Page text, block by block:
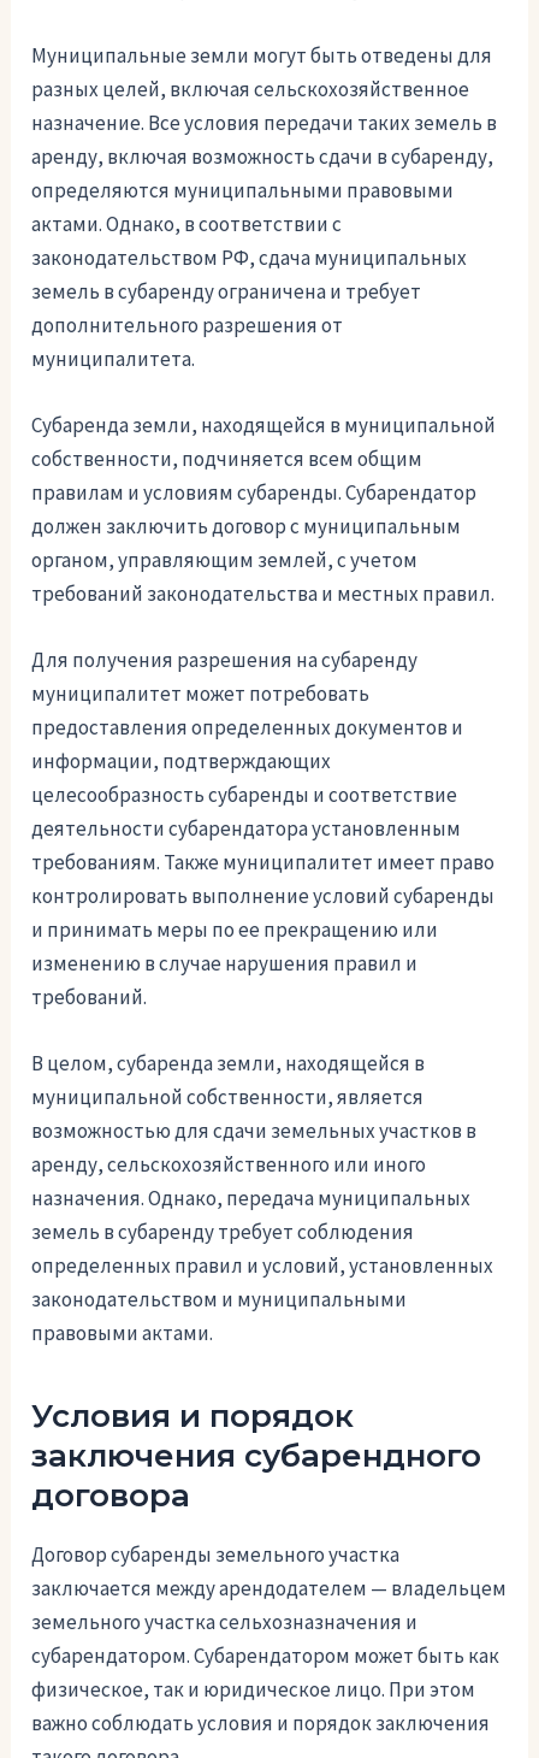
Муниципальные земли могут быть отведены для
разных целей, включая сельскохозяйственное
назначение. Все условия передачи таких земель в
аренду, включая возможность сдачи в субаренду,
определяются муниципальными правовыми
актами. Однако, в соответствии с
законодательством РФ, сдача муниципальных
земель в субаренду ограничена и требует
дополнительного разрешения от
муниципалитета.
Субаренда земли, находящейся в муниципальной
собственности, подчиняется всем общим
правилам и условиям субаренды. Субарендатор
должен заключить договор с муниципальным
органом, управляющим землей, с учетом
требований законодательства и местных правил.
Для получения разрешения на субаренду
муниципалитет может потребовать
предоставления определенных документов и
информации, подтверждающих
целесообразность субаренды и соответствие
деятельности субарендатора установленным
требованиям. Также муниципалитет имеет право
контролировать выполнение условий субаренды
и принимать меры по ее прекращению или
изменению в случае нарушения правил и
требований.
В целом, субаренда земли, находящейся в
муниципальной собственности, является
возможностью для сдачи земельных участков в
аренду, сельскохозяйственного или иного
назначения. Однако, передача муниципальных
земель в субаренду требует соблюдения
определенных правил и условий, установленных
законодательством и муниципальными
правовыми актами.
Условия и порядок
заключения субарендного
договора
Договор субаренды земельного участка
заключается между арендодателем — владельцем
земельного участка сельхозназначения и
субарендатором. Субарендатором может быть как
физическое, так и юридическое лицо. При этом
важно соблюдать условия и порядок заключения